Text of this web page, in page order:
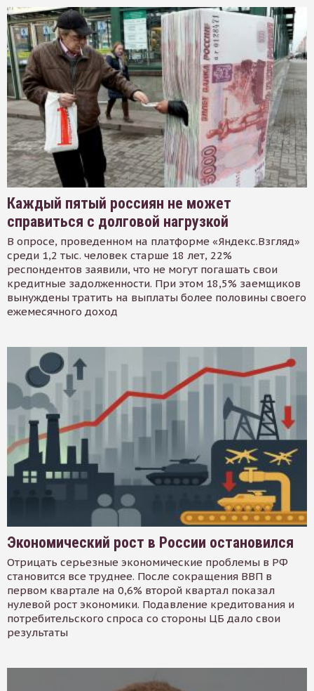
Каждый пятый россиян не может
справиться с долговой нагрузкой
В опросе, проведенном на платформе «Яндекс.Взгляд»
среди 1,2 тыс. человек старше 18 лет, 22%
респондентов заявили, что не могут погашать свои
кредитные задолженности. При этом 18,5% заемщиков
вынуждены тратить на выплаты более половины своего
ежемесячного доход
Экономический рост в России остановился
Отрицать серьезные экономические проблемы в РФ
становится все труднее. После сокращения ВВП в
первом квартале на 0,6% второй квартал показал
нулевой рост экономики. Подавление кредитования и
потребительского спроса со стороны ЦБ дало свои
результаты